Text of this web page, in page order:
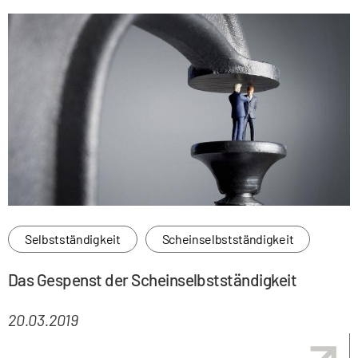
Selbstständigkeit Scheinselbstständigkeit
Das Gespenst der Scheinselbstständigkeit
20.03.2019